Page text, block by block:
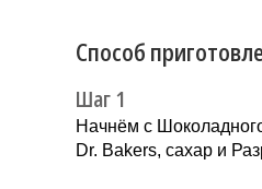
Способ
Шаг 1
Начнём с
Dr. Bakers, сахар и